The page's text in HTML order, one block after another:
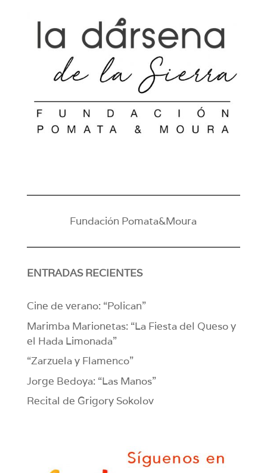
Fundación Pomata&Moura
ENTRADAS RECIENTES
Cine de verano: “Polican”
Marimba Marionetas: “La Fiesta del Queso y
el Hada Limonada”
“Zarzuela y Flamenco”
Jorge Bedoya: “Las Manos”
Recital de Grigory Sokolov